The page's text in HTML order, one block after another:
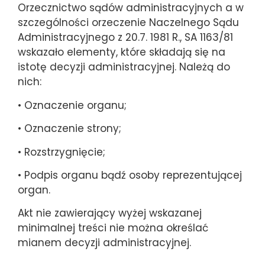
Orzecznictwo sądów administracyjnych a w
szczególności orzeczenie Naczelnego Sądu
Administracyjnego z 20.7. 1981 R., SA 1163/81
wskazało elementy, które składają się na
istotę decyzji administracyjnej. Należą do
nich:
• Oznaczenie organu;
• Oznaczenie strony;
• Rozstrzygnięcie;
• Podpis organu bądź osoby reprezentującej
organ.
Akt nie zawierający wyżej wskazanej
minimalnej treści nie można określać
mianem decyzji administracyjnej.